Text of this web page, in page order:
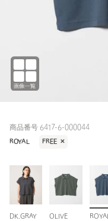
商品番号 6417-6-000044
ROYAL FREE ✕
DK.GRAY OLIVE ROYAL